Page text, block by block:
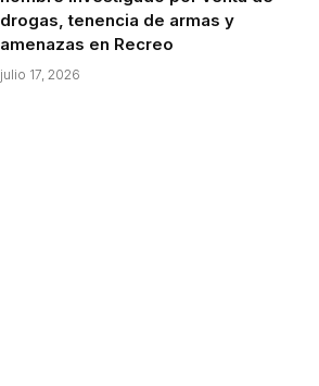
drogas, tenencia de armas y
amenazas en Recreo
julio 17, 2026